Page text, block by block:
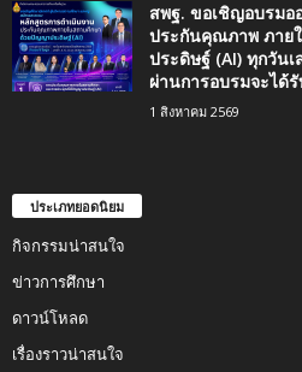
สพฐ. ขอเชิญอบรมอ
ประกันคุณภาพ ภาย
ประดิษฐ์ (AI) ทุกวัน
ผ่านการอบรมจะได้
1 สิงหาคม 2569
ประเภทยอดนิยม
กิจกรรมน่าสนใจ
ข่าวการศึกษา
ดาวน์โหลด
เรื่องราวน่าสนใจ